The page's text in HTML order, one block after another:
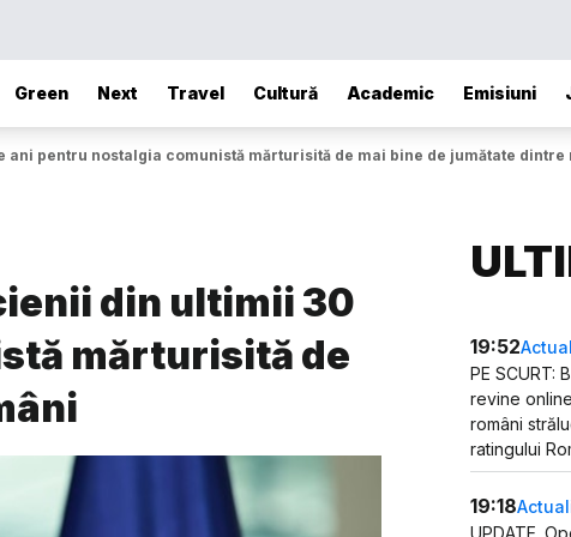
Green Next Travel Cultură Academic Emisiuni
pentru nostalgia comunistă mărturisită de mai bine de jumătate dintre
din ultimii 30
mărturisită de
19:52
PE SCURT:
revine
români
ratingului
19:18
UPDATE.